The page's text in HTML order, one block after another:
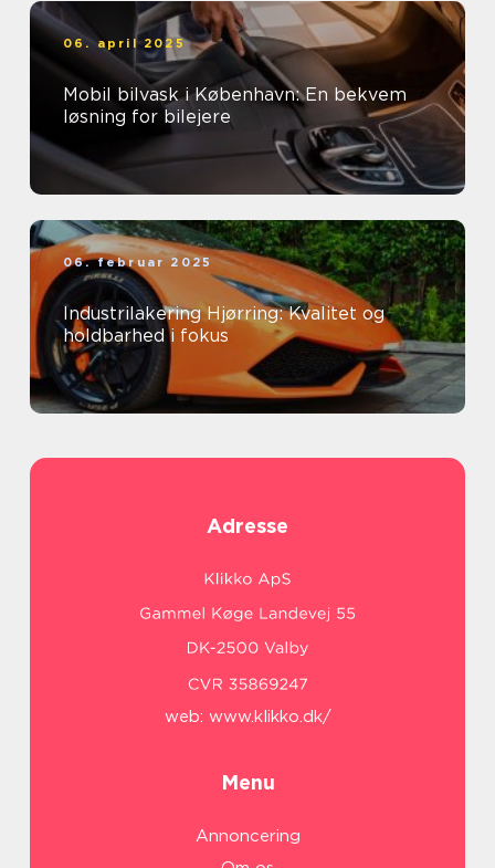
06. april 2025
Mobil bilvask i København: En bekvem
løsning for bilejere
06. februar 2025
Industrilakering Hjørring: Kvalitet og
holdbarhed i fokus
Adresse
web: www.klikko.dk/
Menu
Annoncering